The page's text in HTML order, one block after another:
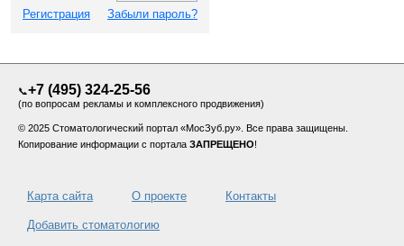
Регистрация
Забыли пароль?
📞+7 (495) 324-25-56
(по вопросам рекламы и комплексного продвижения)
© 2025 Стоматологический портал «МосЗуб.ру». Все права защищены.
Копирование информации с портала ЗАПРЕЩЕНО!
Карта сайта О проекте Контакты
Добавить стоматологию